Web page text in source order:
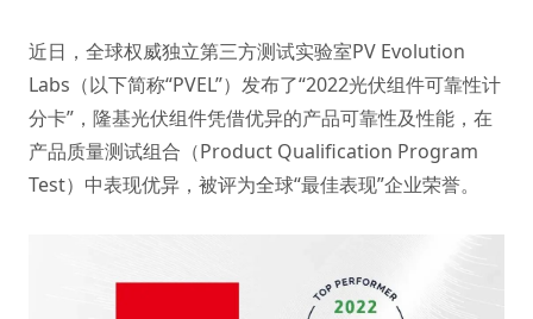
近日，全球权威独立第三方测试实验室PV Evolution
Labs（以下简称“PVEL”）发布了“2022光伏组件可靠性计
分卡”，隆基光伏组件凭借优异的产品可靠性及性能，在
产品质量测试组合（Product Qualification Program
Test）中表现优异，被评为全球“最佳表现”企业荣誉。